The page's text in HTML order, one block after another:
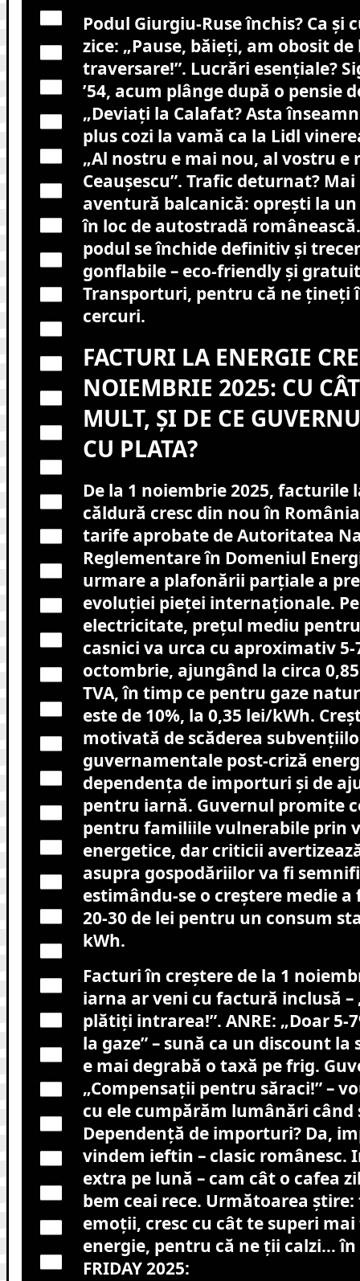
Podul Giurgiu-Ruse închis? Ca și
zice: „Pause, băieți, am obosit
traversare!”. Lucrări esențiale?
’54, acum plânge după o pensie
„Deviați la Calafat? Asta
plus cozi la vamă ca la Lidl
„Al nostru e mai nou, al vostru e
Ceaușescu”. Trafic deturnat?
aventură balcanică: oprești la
în loc de autostradă
podul se închide definitiv și
gonflabile – eco-friendly și
Transporturi, pentru că ne țineți
cercuri.
FACTURI LA ENERGIE
NOIEMBRIE 2025: CU
MULT, ȘI DE CE
CU PLATA?
De la 1 noiembrie 2025, facturile
căldură cresc din nou în
tarife aprobate de Autoritatea
Reglementare în Domeniul
urmare a plafonării parțiale a
evoluției pieței internaționale.
electricitate, prețul mediu
casnici va urca cu aproximativ 5-
octombrie, ajungând la circa
TVA, în timp ce pentru gaze
este de 10%, la 0,35 lei/kWh.
motivată de scăderea
guvernamentale post-criză
dependența de importuri și de
pentru iarnă. Guvernul promite
pentru familiile vulnerabile prin
energetice, dar criticii
asupra gospodăriilor va fi
estimându-se o creștere medie
20-30 de lei pentru un consum
kWh.
Facturi în creștere de la 1
iarna ar veni cu factură inclusă –
plătiți intrarea!”. ANRE: „Doar 5-
la gaze” – sună ca un discount
e mai degrabă o taxă pe frig.
„Compensații pentru săraci!” –
cu ele cumpărăm lumânări când
Dependență de importuri? Da,
vindem ieftin – clasic românesc.
extra pe lună – cam cât o cafea
bem ceai rece. Următoarea
emoții, cresc cu cât te superi
energie, pentru că ne ții calzi… în
FRIDAY 2025: